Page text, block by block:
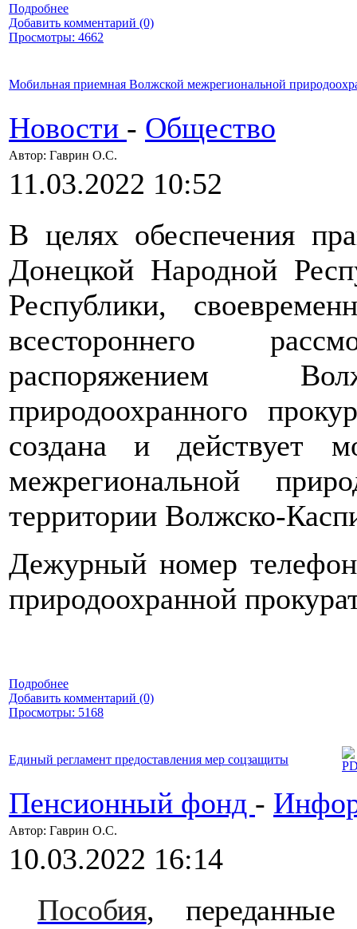
Подробнее
Добавить комментарий (0)
Просмотры: 4662
Мобильная приемная Волжской межрегиональной
Новости - Общество
Автор: Гаврин О.C.
11.03.2022 10:52
В целях обеспечения
Донецкой Народной
Республики,
всестороннего
распоряжением
природоохранного
создана и действует
межрегиональной
территории Волжско-
Дежурный номер
природоохранной
Подробнее
Добавить комментарий (0)
Просмотры: 5168
Единый регламент предоставления мер соцзащиты
Пенсионный фонд -
Автор: Гаврин О.C.
10.03.2022 16:14
Пособия, переданные